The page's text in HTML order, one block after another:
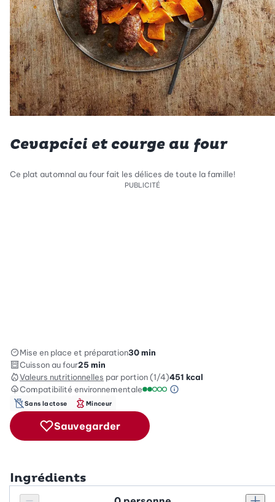
Cevapcici et courge au four
Ce plat automnal au four fait les délices de toute la famille!
PUBLICITÉ
Mise en place et préparation30 min
Cuisson au four25 min
Valeurs nutritionnelles par portion (1/4)451 kcal
Compatibilité environnementale
Information sur
Sans lactose Minceur
Sauvegarder
Ingrédients